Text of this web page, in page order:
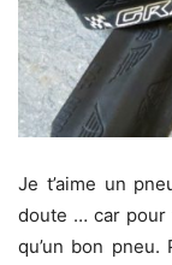
Je t’aime un
doute … car pour
qu’un bon